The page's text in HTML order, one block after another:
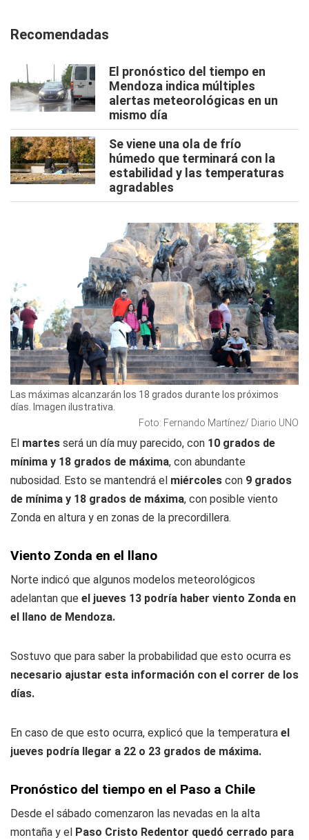
Recomendadas
El pronóstico del tiempo en
Mendoza indica múltiples
alertas meteorológicas en un
mismo día
Se viene una ola de frío
húmedo que terminará con la
estabilidad y las temperaturas
agradables
Las máximas alcanzarán los 18 grados durante los próximos
días. Imagen ilustrativa.
Foto: Fernando Martínez/ Diario UNO
El martes será un día muy parecido, con 10 grados de
mínima y 18 grados de máxima, con abundante
nubosidad. Esto se mantendrá el miércoles con 9 grados
de mínima y 18 grados de máxima, con posible viento
Zonda en altura y en zonas de la precordillera.
Viento Zonda en el llano
Norte indicó que algunos modelos meteorológicos
adelantan que el jueves 13 podría haber viento Zonda en
el llano de Mendoza.
Sostuvo que para saber la probabilidad que esto ocurra es
necesario ajustar esta información con el correr de los
días.
En caso de que esto ocurra, explicó que la temperatura el
jueves podría llegar a 22 o 23 grados de máxima.
Pronóstico del tiempo en el Paso a Chile
Desde el sábado comenzaron las nevadas en la alta
montaña y el Paso Cristo Redentor quedó cerrado para